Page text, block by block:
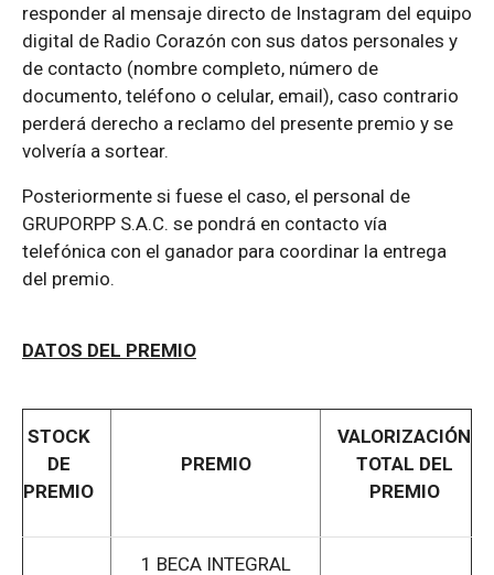
responder al mensaje directo de Instagram del equipo
digital de Radio Corazón con sus datos personales y
de contacto (nombre completo, número de
documento, teléfono o celular, email), caso contrario
perderá derecho a reclamo del presente premio y se
volvería a sortear.
Posteriormente si fuese el caso, el personal de
GRUPORPP S.A.C. se pondrá en contacto vía
telefónica con el ganador para coordinar la entrega
del premio.
DATOS DEL PREMIO
STOCK
DE
PREMIO
PREMIO
VALORIZACIÓN
TOTAL DEL
PREMIO
1 BECA INTEGRAL